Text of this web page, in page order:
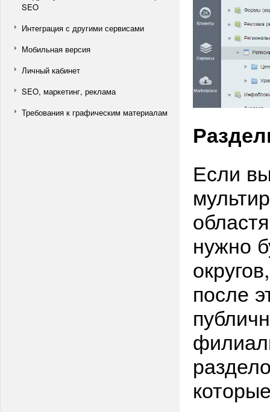
SEO
Интеграция с другими сервисами
Мобильная версия
Личный кабинет
SEO, маркетинг, реклама
Требования к графическим материалам
Если
нужно
после